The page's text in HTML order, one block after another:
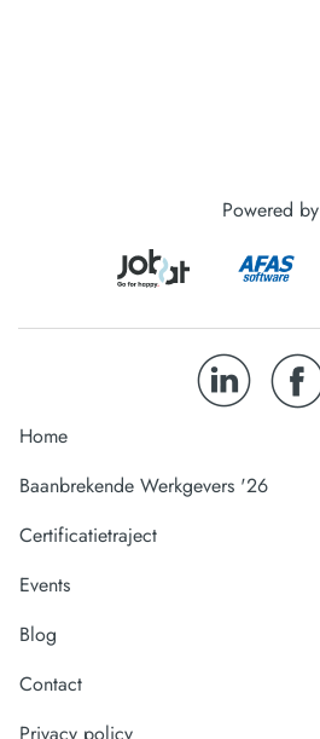
Powered by
Home
Baanbrekende Werkgevers '26
Certificatietraject
Events
Blog
Contact